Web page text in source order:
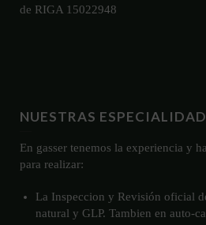
de RIGA 15022948
NUESTRAS
En gasser tenemos la experiencia y
para realizar:
La Inspeccion y Revisión oficial
natural y GLP. Tambien en auto-